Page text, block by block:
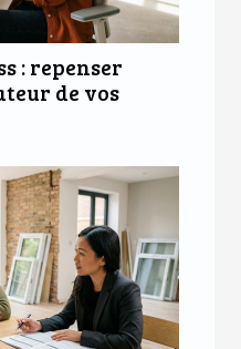
: repenser
de vos